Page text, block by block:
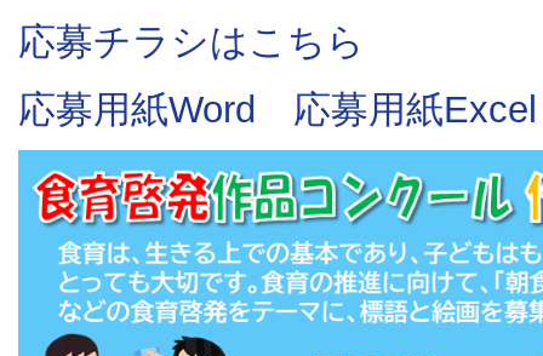
応募チラシはこちら
応募用紙Word
応募用紙Excel